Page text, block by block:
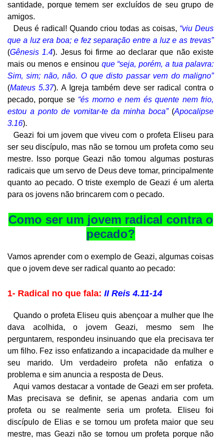
santidade, porque temem ser excluídos de seu grupo de
amigos.
Deus é radical! Quando criou todas as coisas, “viu Deus
que a luz era boa; e fez separação entre a luz e as trevas”
(Gênesis 1.4). Jesus foi firme ao declarar que não existe
mais ou menos e ensinou que “seja, porém, a tua palavra:
Sim, sim; não, não. O que disto passar vem do maligno”
(Mateus 5.37). A Igreja também deve ser radical contra o
pecado, porque se “és morno e nem és quente nem frio,
estou a ponto de vomitar-te da minha boca”(Apocalipse
3.16).
Geazi foi um jovem que viveu com o profeta Eliseu para
ser seu discípulo, mas não se tornou um profeta como seu
mestre. Isso porque Geazi não tomou algumas posturas
radicais que um servo de Deus deve tomar, principalmente
quanto ao pecado. O triste exemplo de Geazi é um alerta
para os jovens não brincarem com o pecado.
Como ser um jovem radical contra o
pecado?
Vamos aprender com o exemplo de Geazi, algumas coisas
que o jovem deve ser radical quanto ao pecado:
1- Radical no que fala: II Reis 4.11-14
Quando o profeta Eliseu quis abençoar a mulher que lhe
dava acolhida, o jovem Geazi, mesmo sem lhe
perguntarem, respondeu insinuando que ela precisava ter
um filho. Fez isso enfatizando a incapacidade da mulher e
seu marido. Um verdadeiro profeta não enfatiza o
problema e sim anuncia a resposta de Deus.
Aqui vamos destacar a vontade de Geazi em ser profeta.
Mas precisava se definir, se apenas andaria com um
profeta ou se realmente seria um profeta. Eliseu foi
discípulo de Elias e se tornou um profeta maior que seu
mestre, mas Geazi não se tornou um profeta porque não